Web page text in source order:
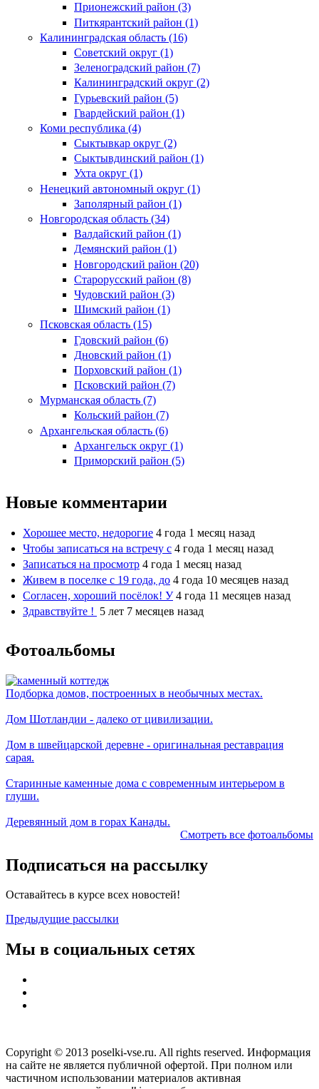
Прионежский район (3)
Питкярантский район (1)
Калининградская область (16)
Советский округ (1)
Зеленоградский район (7)
Калининградский округ (2)
Гурьевский район (5)
Гвардейский район (1)
Коми республика (4)
Сыктывкар округ (2)
Сыктывдинский район (1)
Ухта округ (1)
Ненецкий автономный округ (1)
Заполярный район (1)
Новгородская область (34)
Валдайский район (1)
Демянский район (1)
Новгородский район (20)
Старорусский район (8)
Чудовский район (3)
Шимский район (1)
Псковская область (15)
Гдовский район (6)
Дновский район (1)
Порховский район (1)
Псковский район (7)
Мурманская область (7)
Кольский район (7)
Архангельская область (6)
Архангельск округ (1)
Приморский район (5)
Новые комментарии
Хорошее место, недорогие 4 года 1 месяц назад
Чтобы записаться на встречу с 4 года 1 месяц назад
Записаться на просмотр 4 года 1 месяц назад
Живем в поселке с 19 года, до 4 года 10 месяцев назад
Согласен, хороший посёлок! У 4 года 11 месяцев назад
Здравствуйте ! 5 лет 7 месяцев назад
Фотоальбомы
Подборка домов, построенных в необычных местах.
Дом Шотландии - далеко от цивилизации.
Дом в швейцарской деревне - оригинальная реставрация
сарая.
Старинные каменные дома с современным интерьером в
глуши.
Деревянный дом в горах Канады.
Смотреть все фотоальбомы
Подписаться на рассылку
Оставайтесь в курсе всех новостей!
Предыдущие рассылки
Мы в социальных сетях
Copyright © 2013 poselki-vse.ru. All rights reserved. Информация
на сайте не является публичной офертой. При полном или
частичном использовании материалов активная